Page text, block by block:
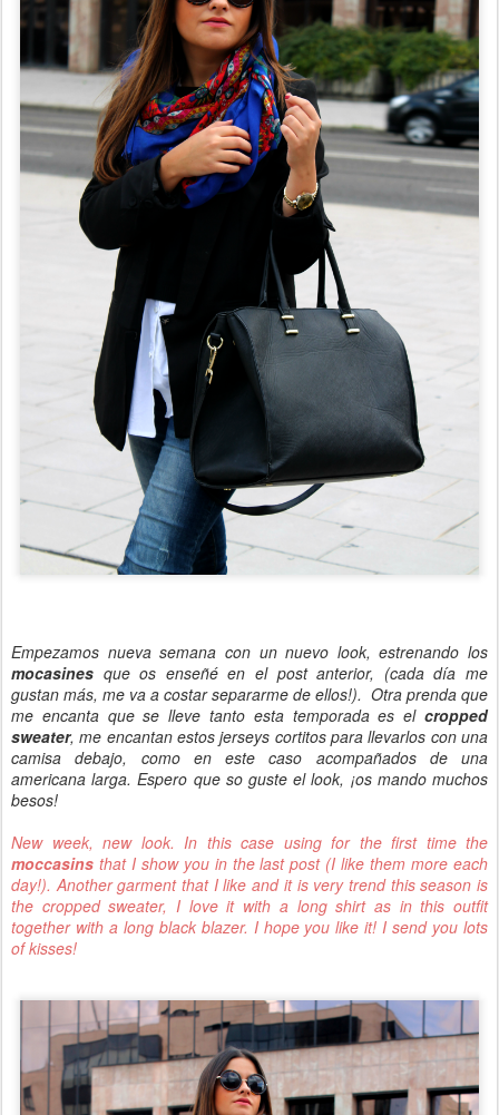
Empezamos nueva semana con un nuevo look, estrenando los
mocasines que os enseñé en el post anterior, (cada día me
gustan más, me va a costar separarme de ellos!). Otra prenda que
me encanta que se lleve tanto esta temporada es el cropped
sweater, me encantan estos jerseys cortitos para llevarlos con una
camisa debajo, como en este caso acompañados de una
americana larga. Espero que so guste el look, ¡os mando muchos
besos!
New week, new look. In this case using for the first time the
moccasins that I show you in the last post (I like them more each
day!). Another garment that I like and it is very trend this season is
the cropped sweater, I love it with a long shirt as in this outfit
together with a long black blazer. I hope you like it! I send you lots
of kisses!